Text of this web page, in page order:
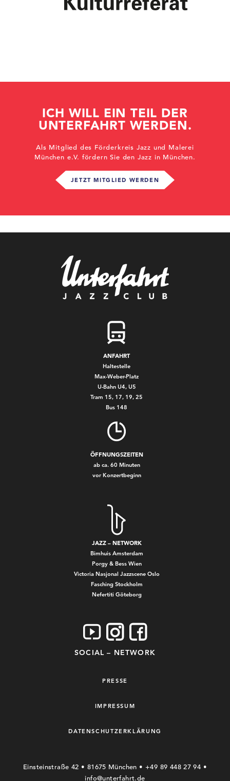
ICH WILL EIN TEIL DER
UNTERFAHRT WERDEN.
Als Mitglied des Förderkreis Jazz und Malerei
München e.V. fördern Sie den Jazz in München.
JETZT MITGLIED WERDEN
ANFAHRT
Haltestelle
Max-Weber-Platz
U-Bahn U4, U5
Tram 15, 17, 19, 25
Bus 148
ÖFFNUNGSZEITEN
ab ca. 60 Minuten
vor Konzertbeginn
JAZZ – NETWORK
Bimhuis Amsterdam
Porgy & Bess Wien
Victoria Nasjonal Jazzscene Oslo
Fasching Stockholm
Nefertiti Göteborg
SOCIAL – NETWORK
PRESSE
IMPRESSUM
DATENSCHUTZERKLÄRUNG
Einsteinstraße 42 • 81675 München • +49 89 448 27 94 •
info@unterfahrt.de